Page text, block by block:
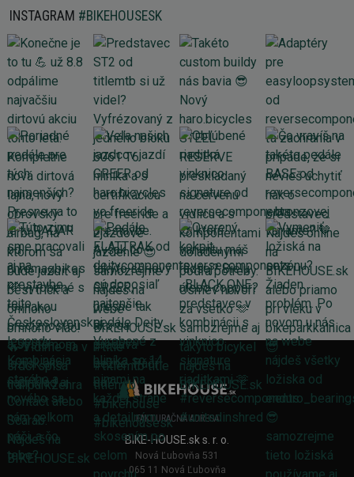
INSTAGRAM #BIKEHOUSESK
FAKTURAČNÁ ADRESA
BIKE-HOUSE.sk s. r. o.
Nová Ľubovňa 531
065 11 Nová Ľubovňa